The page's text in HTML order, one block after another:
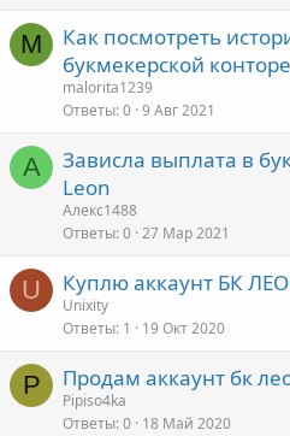
M
Как посмотреть
букмекерской
malorita1239
Ответы 0 9 Авг 2021
А
Зависла выплата в
Leon
Алекс1488
Ответы 0 27 Мар 2021
U Куплю аккаунт БК
Unixity
Ответы 1 19 Окт 2020
P Продам аккаунт бк
Pipiso4ka
Ответы 0 18 Май 2020